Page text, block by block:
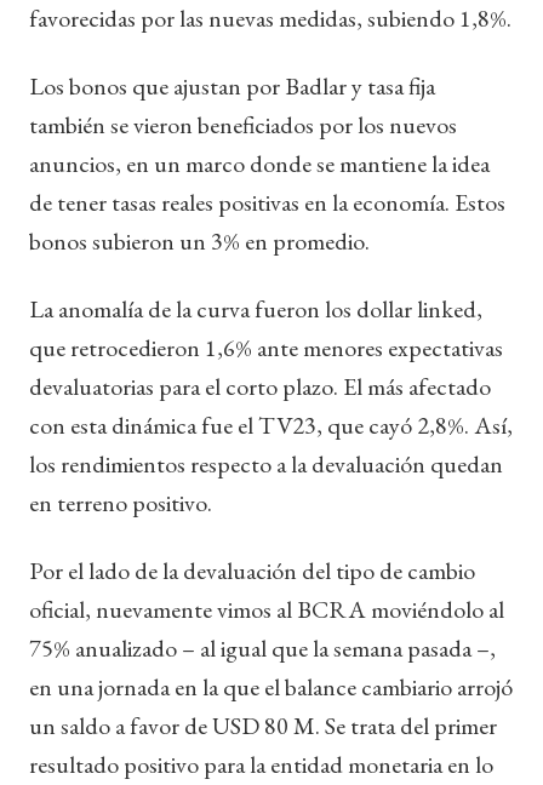
favorecidas por las nuevas medidas, subiendo 1,8%.
Los bonos que ajustan por Badlar y tasa fija
también se vieron beneficiados por los nuevos
anuncios, en un marco donde se mantiene la idea
de tener tasas reales positivas en la economía. Estos
bonos subieron un 3% en promedio.
La anomalía de la curva fueron los dollar linked,
que retrocedieron 1,6% ante menores expectativas
devaluatorias para el corto plazo. El más afectado
con esta dinámica fue el TV23, que cayó 2,8%. Así,
los rendimientos respecto a la devaluación quedan
en terreno positivo.
Por el lado de la devaluación del tipo de cambio
oficial, nuevamente vimos al BCRA moviéndolo al
75% anualizado – al igual que la semana pasada –,
en una jornada en la que el balance cambiario arrojó
un saldo a favor de USD 80 M. Se trata del primer
resultado positivo para la entidad monetaria en lo